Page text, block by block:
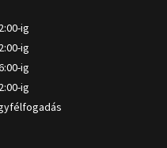
ig
ig
ig
ig